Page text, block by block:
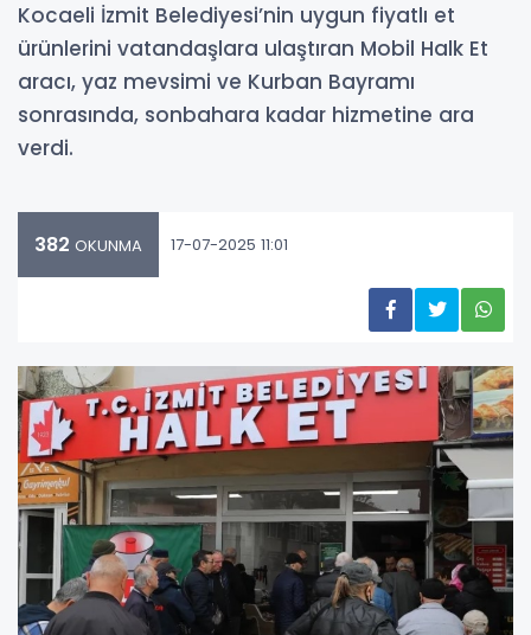
Kocaeli İzmit Belediyesi’nin uygun fiyatlı et
ürünlerini vatandaşlara ulaştıran Mobil Halk Et
aracı, yaz mevsimi ve Kurban Bayramı
sonrasında, sonbahara kadar hizmetine ara
verdi.
382 OKUNMA 17-07-2025 11:01